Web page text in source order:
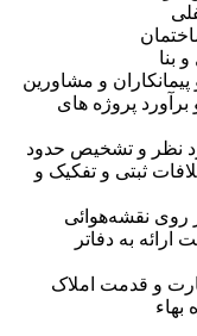
و مشاورین
پروژه های
نظر و تشخیص حدود
ثبتی و تفکیک و
روی نقشه‌هوائی
به دفاتر
و قدمت املاک